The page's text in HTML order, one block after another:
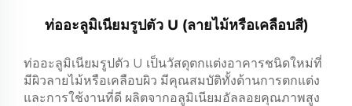
ท่ออะลูมิเนียมรูปตัว U (ลายไม้หรือเคลือบสี)
ท่ออะลูมิเนียมรูปตัว U เป็นวัสดุตกแต่งอาคารชนิดใหม่ที่
มีผิวลายไม้หรือเคลือบผิว มีคุณสมบัติทั้งด้านการตกแต่ง
และการใช้งานที่ดี ผลิตจากอลูมิเนียมอัลลอยคุณภาพสูง